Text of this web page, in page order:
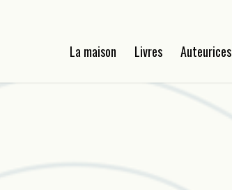
La maison Livres Auteurices